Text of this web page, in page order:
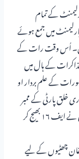
کے تمام
میں جمع ہوئے
اُس وقت رات کے
کے ہال میں
کے علم بردار او
پارٹی کے ممبر
بھی شامل تھے۔ اِس کی اطلاع ملتے ہی باغی فوج نے ایف ۱۶ بھیج کر
چھٹیوں کے لیے